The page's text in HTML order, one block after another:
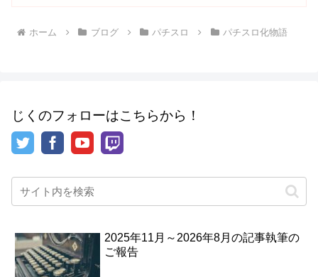
ホーム ブログ パチスロ パチスロ化物語
じくのフォローはこちらから！
2025年11月～2026年8月の記事執筆の
ご報告